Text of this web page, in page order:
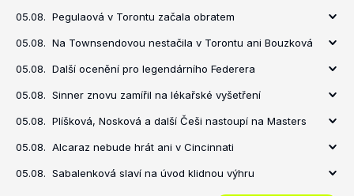
05.08. Pegulaová v Torontu začala obratem
05.08. Na Townsendovou nestačila v Torontu ani Bouzková
05.08. Další ocenění pro legendárního Federera
05.08. Sinner znovu zamířil na lékařské vyšetření
05.08. Plíšková, Nosková a další Češi nastoupí na Masters
05.08. Alcaraz nebude hrát ani v Cincinnati
05.08. Sabalenková slaví na úvod klidnou výhru